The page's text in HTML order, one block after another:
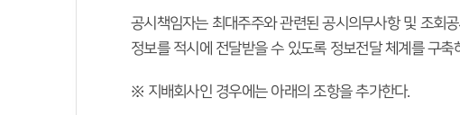
공시책임자는 최대주주와 관련된 공시의무사항 및 조회
정보를 적시에 전달받을 수 있도록 정보전달 체계를 구축
※ 지배회사인 경우에는 아래의 조항을 추가한다.